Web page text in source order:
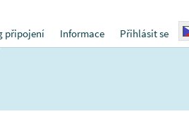
připojení Informace Přihlásit se